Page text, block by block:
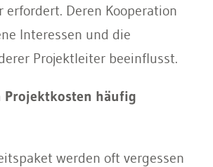
erfordert. Deren Kooperation
Interessen und die
Projektleiter beeinflusst.
Projektkosten häufig
werden oft vergessen